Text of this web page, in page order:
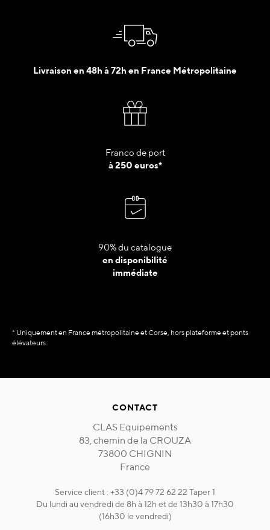
Livraison en 48h à 72h en France Métropolitaine
Franco de port
à 250 euros*
90% du catalogue
en disponibilité
immédiate
* Uniquement en France métropolitaine et Corse, hors plateforme et ponts
élévateurs.
CONTACT
CLAS Equipements
83, chemin de la CROUZA
73800 CHIGNIN
France
Service client : +33 (0)4 79 72 62 22 Taper 1
Du lundi au vendredi de 8h à 12h et de 13h30 à 17h30
(16h30 le vendredi)